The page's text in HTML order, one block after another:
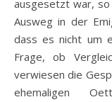
ausgesetzt war,
Ausweg in der
dass es nicht um
Frage, ob
verwiesen die
ehemaligen